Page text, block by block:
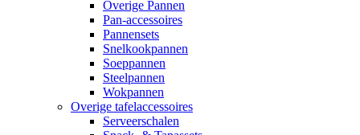
Overige Pannen
Pan-accessoires
Pannensets
Snelkookpannen
Soeppannen
Steelpannen
Wokpannen
Overige tafelaccessoires
Serveerschalen